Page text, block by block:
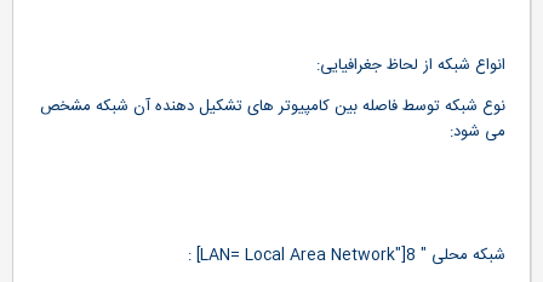
انواع شبکه از لحاظ جغرافيايی:
نوع شبکه توسط فاصله بين کامپيوتر های تشکيل دهنده آن شبکه مشخص
می شود:
شبکه محلی " LAN= Local Area Network"]8] :